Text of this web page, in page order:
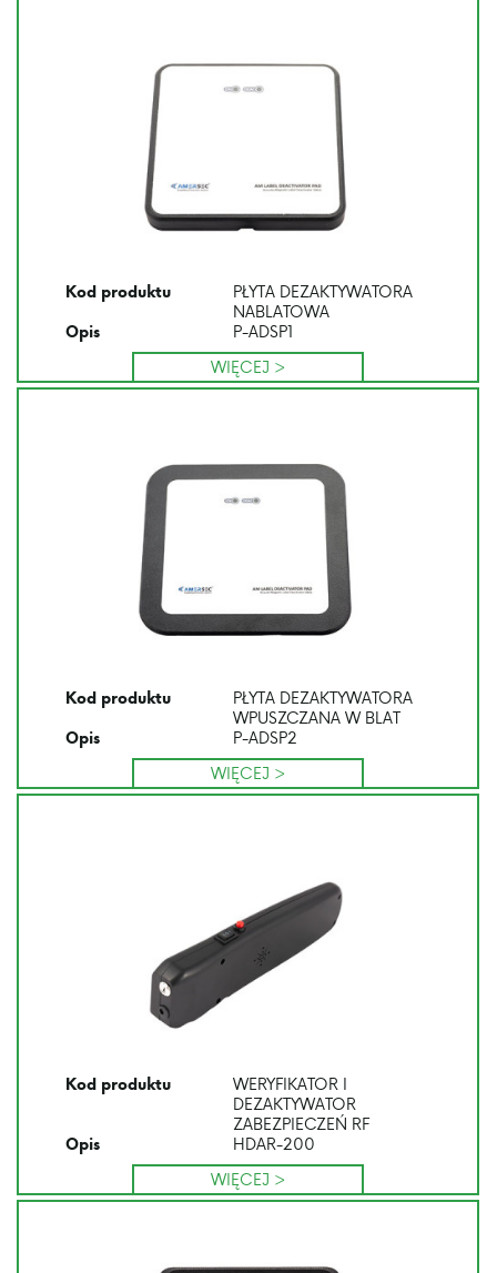
Kod produktu
PŁYTA DEZAKTYWATORA
NABLATOWA
Opis
P-ADSP1
WIĘCEJ >
Kod produktu
PŁYTA DEZAKTYWATORA
WPUSZCZANA W BLAT
Opis
P-ADSP2
WIĘCEJ >
Kod produktu
WERYFIKATOR I
DEZAKTYWATOR
ZABEZPIECZEŃ RF
Opis
HDAR-200
WIĘCEJ >